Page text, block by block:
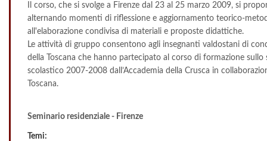
Il corso, che si svolge a Firenze dal 23 al 25 marzo 2009, si
alternando momenti di riflessione e aggiornamento teorico-
all'elaborazione condivisa di materiali e proposte didattiche.
Le attività di gruppo consentono agli insegnanti valdostani di
della Toscana che hanno partecipato al corso di formazione sullo
scolastico 2007-2008 dall’Accademia della Crusca in
Toscana.
Seminario residenziale - Firenze
Temi: